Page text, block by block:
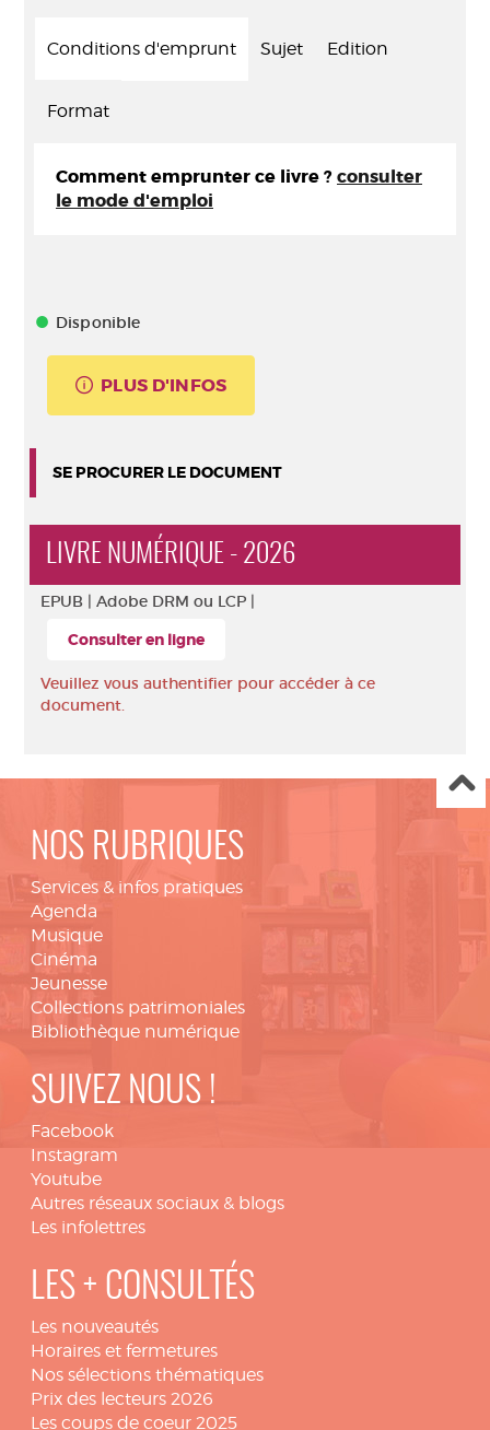
Conditions d'emprunt Sujet Edition
Format
Comment emprunter ce livre ? consulter
le mode d'emploi
Disponible
PLUS D'INFOS
SE PROCURER LE DOCUMENT
LIVRE NUMÉRIQUE - 2026
EPUB | Adobe DRM ou LCP |
Consulter en ligne
Veuillez vous authentifier pour accéder à ce
document.
NOS RUBRIQUES
Services & infos pratiques
Agenda
Musique
Cinéma
Jeunesse
Collections patrimoniales
Bibliothèque numérique
SUIVEZ NOUS !
Facebook
Instagram
Youtube
Autres réseaux sociaux & blogs
Les infolettres
LES + CONSULTÉS
Les nouveautés
Horaires et fermetures
Nos sélections thématiques
Prix des lecteurs 2026
Les coups de coeur 2025